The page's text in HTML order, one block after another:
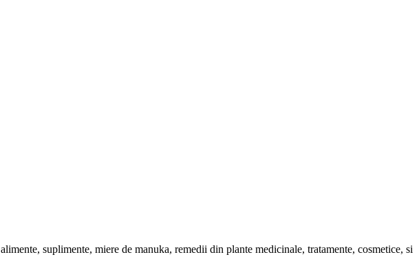
suplimente, miere de manuka, remedii din plante medicinale, tratamente, cosmetice, si